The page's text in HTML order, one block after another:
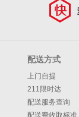
配送方式
上门自提
211限时达
配送服务查询
配送费收取标准